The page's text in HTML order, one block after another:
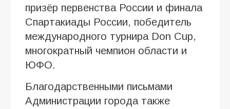
призёр первенства России и финала
Спартакиады России, победитель
международного турнира Don Cup,
многократный чемпион области и
ЮФО.
Благодарственными письмами
Администрации города также